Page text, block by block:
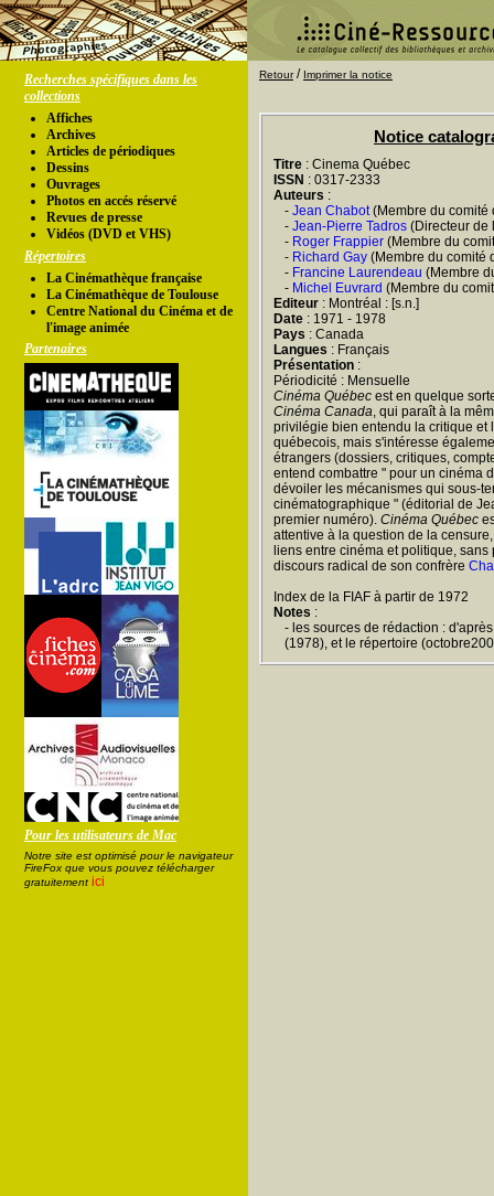
Recherches spécifiques dans les
collections
Affiches
Archives
Articles de périodiques
Dessins
Ouvrages
Photos en accés réservé
Revues de presse
Vidéos (DVD et VHS)
Répertoires
La Cinémathèque française
La Cinémathèque de Toulouse
Centre National du Cinéma et de
l'image animée
Partenaires
Pour les utilisateurs de Mac
Notre site est optimisé pour le navigateur
FireFox que vous pouvez télécharger
gratuitement ici
Retour/ Imprimer la notice
Notice
Titre : Cinema Québec
ISSN : 0317-2333
Auteurs :
- Jean Chabot(Membre du comité
- Jean-Pierre Tadros (Directeur de
- Roger Frappier (Membre du
- Richard Gay (Membre du comité
- Francine Laurendeau (Membre
- Michel Euvrard (Membre du
Editeur : Montréal : [s.n.]
Date : 1971 - 1978
Pays : Canada
Langues : Français
Présentation :
Périodicité : Mensuelle
Cinéma Québec est en quelque
Cinéma Canada, qui paraît à la
privilégie bien entendu la critique et
québecois, mais s'intéresse
étrangers (dossiers, critiques,
entend combattre " pour un cinéma
dévoiler les mécanismes qui sous-
cinématographique " (éditorial de
premier numéro). Cinéma Québec
attentive à la question de la
liens entre cinéma et politique,
discours radical de son confrère
Index de la FIAF à partir de 1972
Notes :
- les sources de rédaction :
(1978), et le répertoire